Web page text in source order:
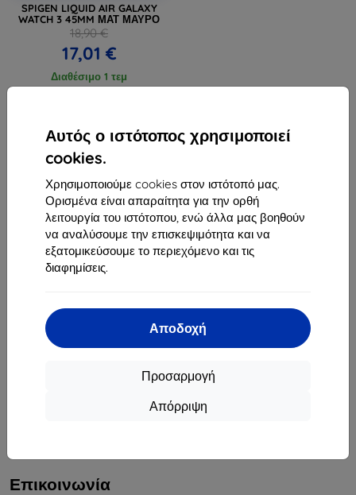
Αυτός ο ιστότοπος χρησιμοποιεί
cookies.
Χρησιμοποιούμε cookies στον ιστότοπό μας.
Ορισμένα είναι απαραίτητα για την ορθή
λειτουργία του ιστότοπου, ενώ άλλα μας βοηθούν
να αναλύσουμε την επισκεψιμότητα και να
εξατομικεύσουμε το περιεχόμενο και τις
διαφημίσεις.
Αποδοχή
Προσαρμογή
Απόρριψη
SPIGEN LIQUID AIR GALAXY
WATCH 3 45MM ΜΑΤ ΜΑΥΡΟ
18,90 €
17,01 €
Διαθέσιμο 1 τεμ
του συνόλου3.
«
Shield-Sk s.r.o.
Οδός Rudolfa Mocka 3750/2A
Αριθμός Μητρώου Εταιρείας:46701494
Επικοινωνία